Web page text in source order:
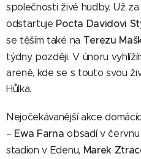
společnosti živé hudby. Už
odstartuje Pocta Davidovi
se těším také na Terezu
týdny později. V únoru
areně, kde se s touto svou
Hůlka.
Nejočekávanější akce
– Ewa Farna obsadí v
stadion v Edenu, Marek